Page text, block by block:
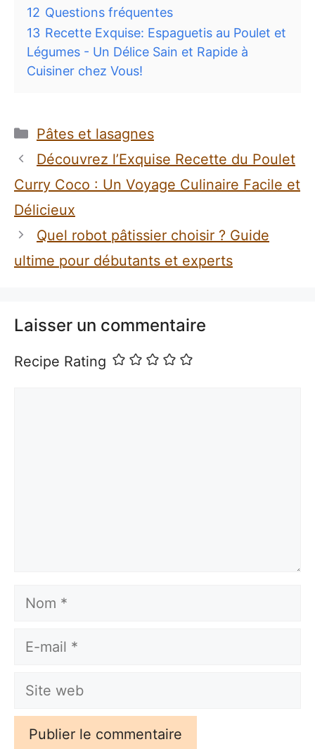
12 Questions fréquentes
13 Recette Exquise: Espaguetis au Poulet et
Légumes - Un Délice Sain et Rapide à
Cuisiner chez Vous!
Catégories
Pâtes et lasagnes
Découvrez l’Exquise Recette du Poulet
Curry Coco : Un Voyage Culinaire Facile et
Délicieux
Quel robot pâtissier choisir ? Guide
ultime pour débutants et experts
Laisser un commentaire
Recipe Rating
Nom
E-
Site